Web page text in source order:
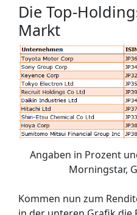
Die Top-
Markt
Angaben in Prozent
Morningstar,
Kommen nun zum